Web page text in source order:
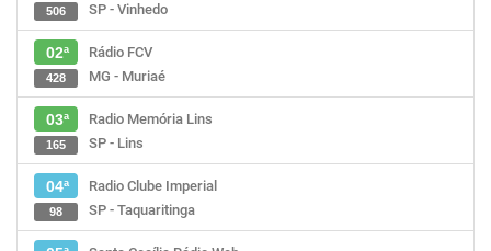
SP - Vinhedo
506
02ª
Rádio FCV
MG - Muriaé
428
03ª
Radio Memória Lins
SP - Lins
165
04ª
Radio Clube Imperial
SP - Taquaritinga
98